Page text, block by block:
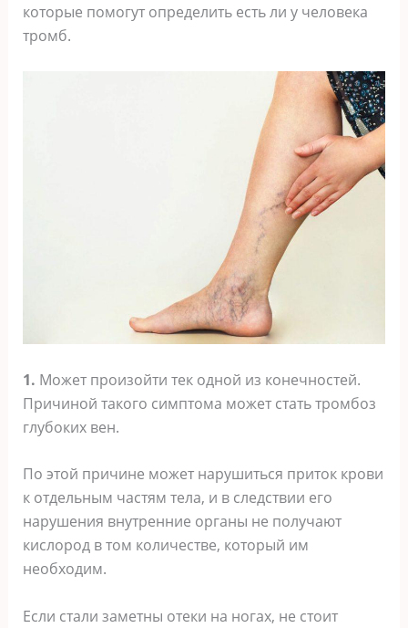
которые помогут определить есть ли у человека
тромб.
1. Может произойти тек одной из конечностей.
Причиной такого симптома может стать тромбоз
глубоких вен.
По этой причине может нарушиться приток крови
к отдельным частям тела, и в следствии его
нарушения внутренние органы не получают
кислород в том количестве, который им
необходим.
Если стали заметны отеки на ногах, не стоит